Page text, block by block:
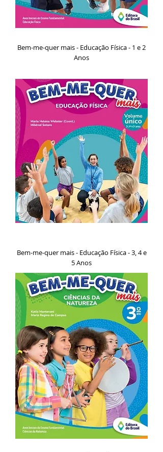
Bem-me-quer mais - Educação Física - 1 e 2
Anos
Bem-me-quer mais - Educação Física - 3, 4 e
5 Anos